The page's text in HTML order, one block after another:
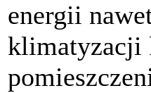
energii
klimatyzacji